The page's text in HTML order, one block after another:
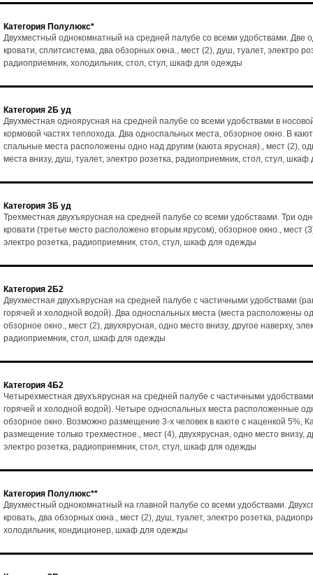
Категория Полулюкс*
Двухместный однокомнатный на средней палубе со всеми удобствами. Две
кровати, сплитсистема, два обзорных окна., мест (2), душ, туалет, электро
радиоприемник, холодильник, стол, стул, шкаф для одежды
Категория 2Б уд
Двухместная одноярусная на средней палубе со всеми удобствами в
кормовой частях теплохода. Два односпальных места, обзорное окно. В
спальные места расположены одно над другим (каюта ярусная)., мест (2),
места внизу, душ, туалет, электро розетка, радиоприемник, стол, стул,
Категория 3Б уд
Трехместная двухъярусная на средней палубе со всеми удобствами. Три
кровати (третье место расположено вторым ярусом), обзорное окно., мест
электро розетка, радиоприемник, стол, стул, шкаф для одежды
Категория 2Б2
Двухместная двухъярусная на средней палубе с частичными удобствами
горячей и холодной водой). Два односпальных места (места расположены
обзорное окно., мест (2), двухярусная, одно место внизу, другое наверху,
радиоприемник, стол, шкаф для одежды
Категория 4Б2
Четырехместная двухъярусная на средней палубе с частичными
горячей и холодной водой). Четыре односпальных места расположенные
обзорное окно. Возможно размещение 3-х человек в каюте с наценкой 5%,
размещение только трехместное., мест (4), двухярусная, одно место внизу,
электро розетка, радиоприемник, стол, стул, шкаф для одежды
Категория Полулюкс**
Двухместный однокомнатный на главной палубе со всеми удобствами.
кровать, два обзорных окна., мест (2), душ, туалет, электро розетка,
холодильник, кондиционер, шкаф для одежды